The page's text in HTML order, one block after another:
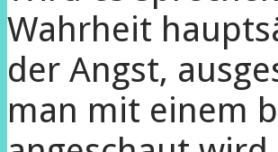
Wahrheit
der Angst,
man mit einem